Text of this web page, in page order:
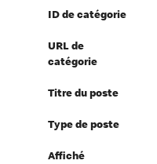
ID de catégorie
URL de
catégorie
Titre du poste
Type de poste
Affiché